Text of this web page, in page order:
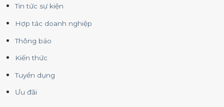
Tin tức sự kiện
Hợp tác doanh nghiệp
Thông báo
Kiến thức
Tuyển dụng
Ưu đãi